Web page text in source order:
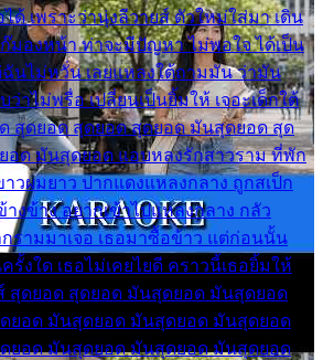
ด้ เพราะว่านุ่งลีวายส์ ตัวใหม่ใส่มา เดิน
มองหน้า ท่าจะมีปัญหา ไม่พอใจ ได้เป็น
นไม่หวั่น เลยแหลงใต้ถามมัน ว่ามัน
าไม่พรื่อ เปลี่ยนเป็นยิ้มให้ เจอะเด็กใต้
สุดยอด สุดยอด สุดยอด มันสุดยอด สุด
อด มันสุดยอด แอบหลงรักสาวราม ที่พัก
าวผมยาว ปากแดงแหลงกลาง ถูกสเป็ก
างข้าง อยากเข้าไปแหลงกลาง กลัว
รามมาเจอ เธอมาซื้อข้าว แต่ก่อนนั้น
ครั้งใด เธอไม่เคยไยดี คราวนี้เธอยิ้มให้
สุดยอด สุดยอด มันสุดยอด มันสุดยอด
ยอด มันสุดยอด มันสุดยอด มันสุดยอด
ยอด มันสุดยอด มันสุดยอด มันสุดยอด